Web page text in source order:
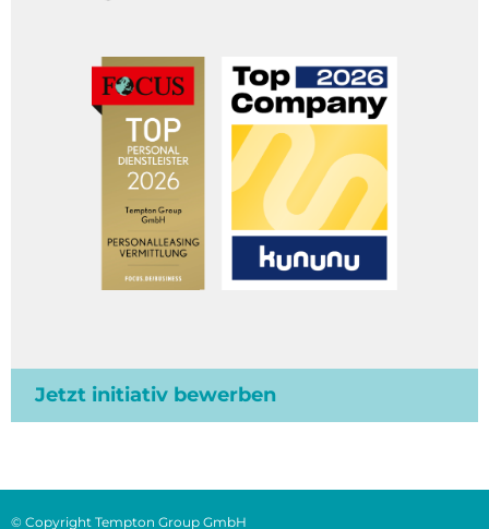
Jetzt initiativ bewerben
© Copyright Tempton Group GmbH